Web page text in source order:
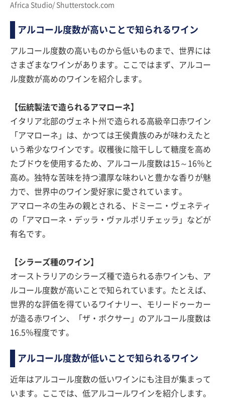
Africa Studio/ Shutterstock.com
アルコール度数が高いことで知られるワイン
アルコール度数の高いものから低いものまで、世界には
さまざまなワインがあります。ここではまず、アルコー
ル度数が高めのワインを紹介します。
【伝統製法で造られるアマローネ】
イタリア北部のヴェネト州で造られる高級辛口赤ワイン
「アマローネ」は、かつては王侯貴族のみが味わえたと
いう希少なワインです。収穫後に陰干しして糖度を高め
たブドウを使用するため、アルコール度数は15～16％と
高め。独特な苦味を持つ濃厚な味わいと豊かな香りが魅
力で、世界中のワイン愛好家に愛されています。
アマローネの生みの親とされる、ドミーニ・ヴェネティ
の「アマローネ・デッラ・ヴァルポリチェッラ」などが
有名です。
【シラーズ種のワイン】
オーストラリアのシラーズ種で造られる赤ワインも、ア
ルコール度数が高いことで知られています。たとえば、
世界的な評価を得ているワイナリー、モリードゥーカー
が造る赤ワイン、「ザ・ボクサー」のアルコール度数は
16.5％程度です。
アルコール度数が低いことで知られるワイン
近年はアルコール度数の低いワインにも注目が集まって
います。ここでは、低アルコールワインを紹介します。